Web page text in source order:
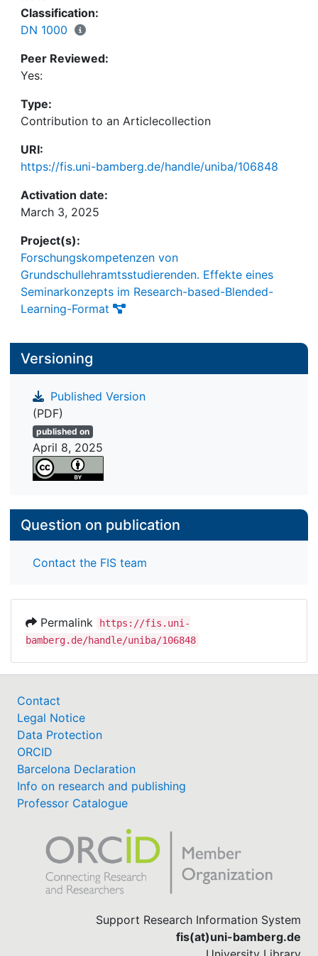
Classification:
DN 1000
Peer Reviewed:
Yes:
Type:
Contribution to an Articlecollection
URI:
https://fis.uni-bamberg.de/handle/uniba/106848
Activation date:
March 3, 2025
Project(s):
Forschungskompetenzen von
Grundschullehramtsstudierenden. Effekte eines
Seminarkonzepts im Research-based-Blended-
Learning-Format
Versioning
Published Version
(PDF)
published on
April 8, 2025
Question on publication
Contact the FIS team
Permalink
https://fis.uni-
bamberg.de/handle/uniba/106848
Contact
Legal Notice
Data Protection
ORCID
Barcelona Declaration
Info on research and publishing
Professor Catalogue
Support Research Information System
fis(at)uni-bamberg.de